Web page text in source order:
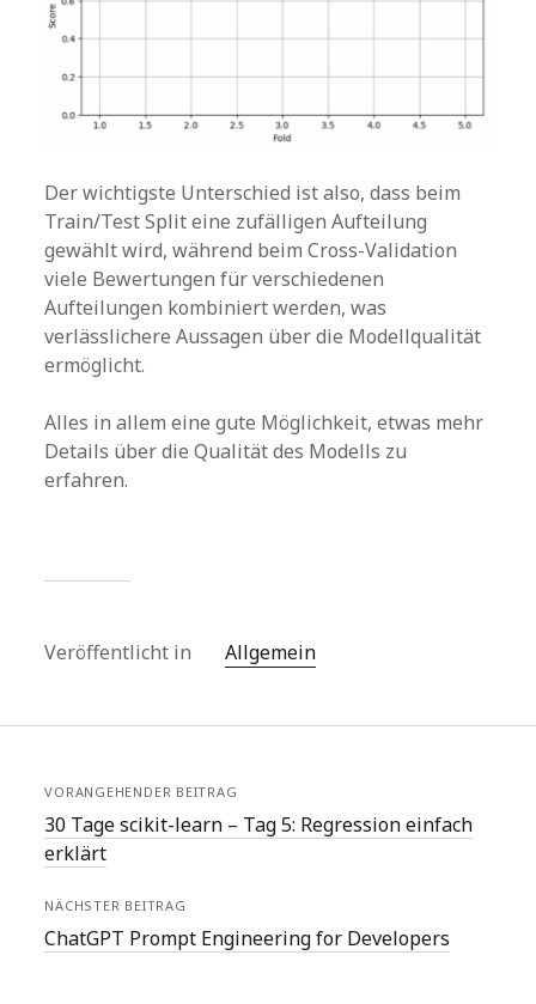
Der wichtigste Unterschied ist also, dass beim
Train/Test Split eine zufälligen Aufteilung
gewählt wird, während beim Cross-Validation
viele Bewertungen für verschiedenen
Aufteilungen kombiniert werden, was
verlässlichere Aussagen über die Modellqualität
ermöglicht.
Alles in allem eine gute Möglichkeit, etwas mehr
Details über die Qualität des Modells zu
erfahren.
Veröffentlicht in Allgemein
VORANGEHENDER BEITRAG
30 Tage scikit-learn – Tag 5: Regression einfach
erklärt
NÄCHSTER BEITRAG
ChatGPT Prompt Engineering for Developers